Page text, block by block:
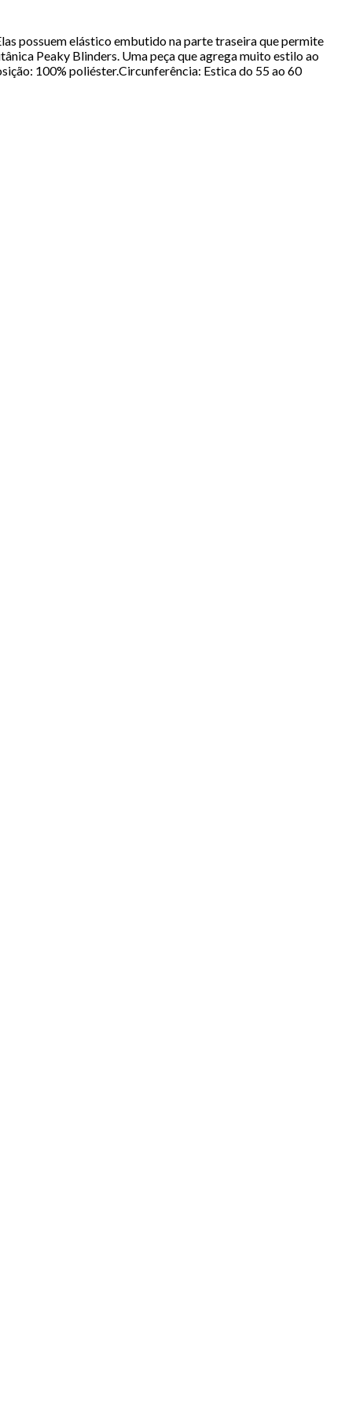
possuem elástico embutido na parte traseira que permite
Peaky Blinders. Uma peça que agrega muito estilo ao
100% poliéster.Circunferência: Estica do 55 ao 60